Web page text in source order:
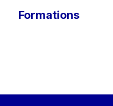
Formations